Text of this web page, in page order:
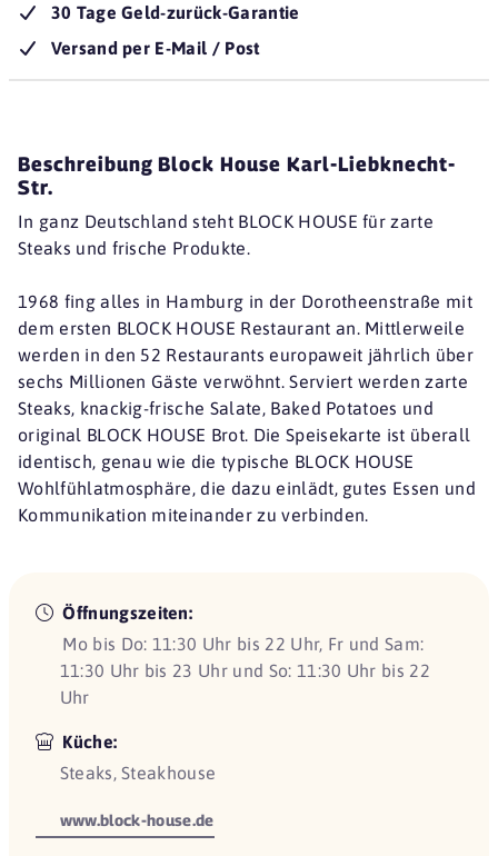
30 Tage Geld-zurück-Garantie
Versand per E-Mail / Post
Beschreibung Block House Karl-Liebknecht-
Str.
In ganz Deutschland steht BLOCK HOUSE für zarte
Steaks und frische Produkte.
1968 fing alles in Hamburg in der Dorotheenstraße mit
dem ersten BLOCK HOUSE Restaurant an. Mittlerweile
werden in den 52 Restaurants europaweit jährlich über
sechs Millionen Gäste verwöhnt. Serviert werden zarte
Steaks, knackig-frische Salate, Baked Potatoes und
original BLOCK HOUSE Brot. Die Speisekarte ist überall
identisch, genau wie die typische BLOCK HOUSE
Wohlfühlatmosphäre, die dazu einlädt, gutes Essen und
Kommunikation miteinander zu verbinden.
Öffnungszeiten:
Mo bis Do: 11:30 Uhr bis 22 Uhr, Fr und Sam:
11:30 Uhr bis 23 Uhr und So: 11:30 Uhr bis 22
Uhr
Küche:
Steaks, Steakhouse
www.block-house.de